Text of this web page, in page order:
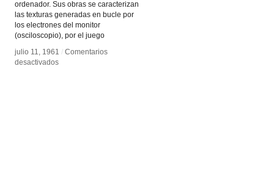
ordenador. Sus obras se caracterizan
las texturas generadas en bucle por
los electrones del monitor
(osciloscopio), por el juego
julio 11, 1961 / Comentarios
desactivadosen
julio 11, 1961 / Comentarios
desactivadosen